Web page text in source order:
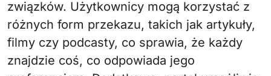
związków. Użytkownicy mogą korzystać z
różnych form przekazu, takich jak artykuły,
filmy czy podcasty, co sprawia, że każdy
znajdzie coś, co odpowiada jego